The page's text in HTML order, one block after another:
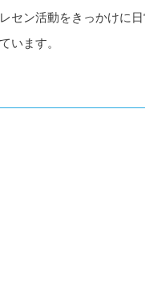
セン活動をきっかけに
います。